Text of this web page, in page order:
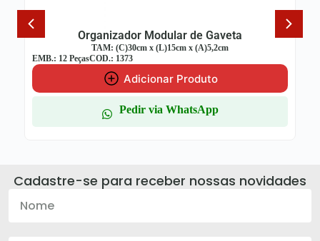
Organizador Modular de Gaveta
TAM: (C)30cm x (L)15cm x (A)5,2cm
EMB.: 12 PeçasCOD.: 1373
Adicionar Produto
Pedir via WhatsApp
Cadastre-se para receber nossas novidades